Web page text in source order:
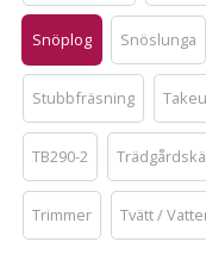
Snöplog Snöslunga
Stubbfräsning
TB290-2
Trimmer Tvätt /